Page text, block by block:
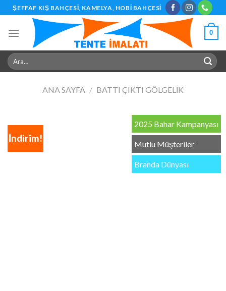
Skip
to
content
ŞEFFAF KIŞ BAHÇESI, KAMELYA, HOBI BAHÇESI
0
Ara:
ANA SAYFA / BATTI ÇIKTI GÖLGELIK
2025 Bahar Kampanyası
Mutlu Müşteriler
Branda Dünyası
İndirim!